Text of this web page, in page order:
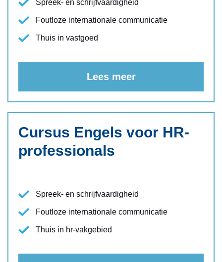
Spreek- en schrijfvaardigheid
Foutloze internationale communicatie
Thuis in vastgoed
Lees meer
Cursus Engels voor HR-
professionals
Spreek- en schrijfvaardigheid
Foutloze internationale communicatie
Thuis in hr-vakgebied